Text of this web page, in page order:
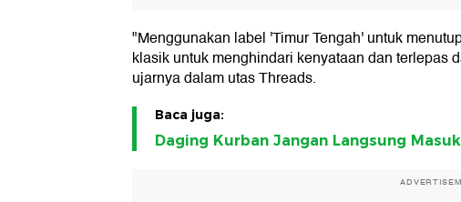
"Menggunakan label 'Timur Tengah' untuk
klasik untuk menghindari kenyataan dan terlepas
ujarnya dalam utas Threads.
Baca juga:
Daging Kurban Jangan Langsung